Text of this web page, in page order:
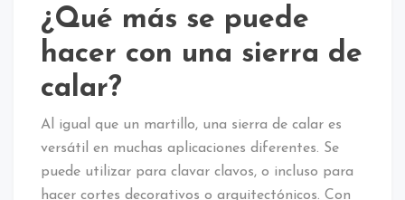
¿Qué más se puede
hacer con una sierra de
calar?
Al igual que un martillo, una sierra de calar es
versátil en muchas aplicaciones diferentes. Se
puede utilizar para clavar clavos, o incluso para
hacer cortes decorativos o arquitectónicos. Con